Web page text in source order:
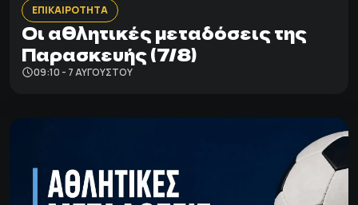
ΕΠΙΚΑΙΡΟΤΗΤΑ
Οι αθλητικές μεταδόσεις της
Παρασκευής (7/8)
09:10 - 7 ΑΥΓΟΎΣΤΟΥ